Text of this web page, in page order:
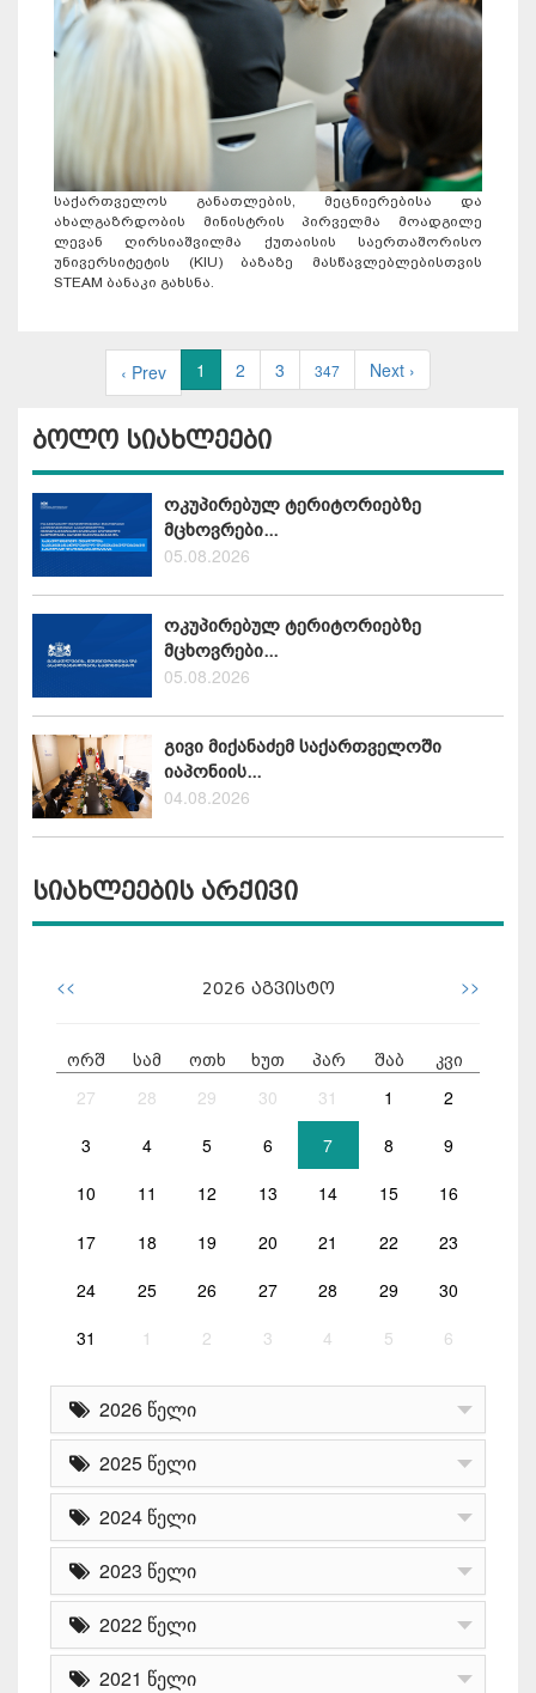
საქართველოს განათლების, მეცნიერებისა და
ახალგაზრდობის მინისტრის პირველმა მოადგილე
ლევან ღირსიაშვილმა ქუთაისის საერთაშორისო
უნივერსიტეტის (KIU) ბაზაზე მასწავლებლებისთვის
STEAM ბანაკი გახსნა.
‹ Prev 1 2 3 347 Next ›
ბოლო სიახლეები
ოკუპირებულ ტერიტორიებზე
მცხოვრები...
05.08.2026
ოკუპირებულ ტერიტორიებზე
მცხოვრები...
05.08.2026
გივი მიქანაძემ საქართველოში
იაპონიის...
04.08.2026
სიახლეების არქივი
<< 2026 აგვისტო >>
ორშ სამ ოთხ ხუთ პარ შაბ კვი
27 28 29 30 31 1 2
3 4 5 6 7 8 9
10 11 12 13 14 15 16
17 18 19 20 21 22 23
24 25 26 27 28 29 30
31 1 2 3 4 5 6
2026 წელი
2025 წელი
2024 წელი
2023 წელი
2022 წელი
2021 წელი